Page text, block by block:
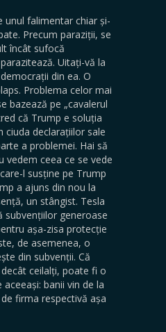
unul falimentar chiar și-
Precum paraziții, se
încât sufocă
Uitați-vă la
din ea. O
Problema celor mai
bazează pe „cavalerul
că Trump e soluția
ciuda declarațiilor sale
a problemei. Hai să
vedem ceea ce se vede
l susține pe Trump
a ajuns din nou la
un stângist. Tesla
generoase
așa-zisa protecție
de asemenea, o
din subvenții. Că
ceilalți, poate fi o
banii vin de la
firma respectivă așa